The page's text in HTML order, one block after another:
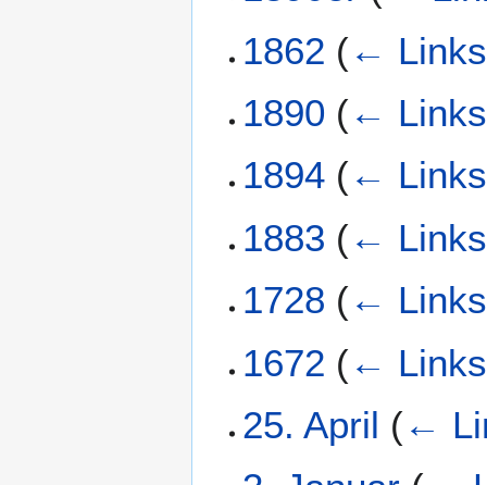
1862 (← Links
1890 (← Links
1894 (← Links
1883 (← Links
1728 (← Links
1672 (← Links
25. April (←